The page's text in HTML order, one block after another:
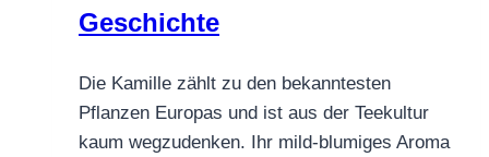
Geschichte
Die Kamille zählt zu den bekanntesten
Pflanzen Europas und ist aus der Teekultur
kaum wegzudenken. Ihr mild-blumiges Aroma